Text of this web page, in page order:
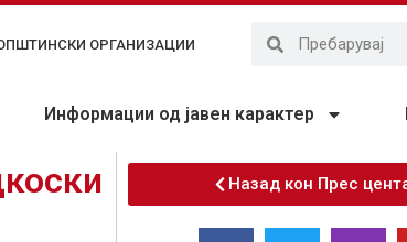
ОРГАНИЗАЦИИ
Информации од јавен карактер
Назад кон Прес